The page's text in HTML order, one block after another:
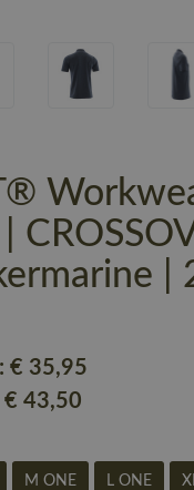
|
€ 35,95
€ 43,50
M ONE L ONE